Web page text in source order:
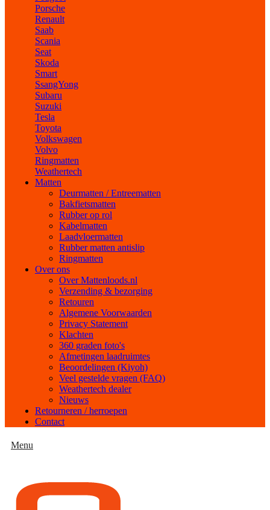
Porsche
Renault
Saab
Scania
Seat
Skoda
Smart
SsangYong
Subaru
Suzuki
Tesla
Toyota
Volkswagen
Volvo
Ringmatten
Weathertech
Matten
Deurmatten / Entreematten
Bakfietsmatten
Rubber op rol
Kabelmatten
Laadvloermatten
Rubber matten antislip
Ringmatten
Over ons
Over Mattenloods.nl
Verzending & bezorging
Retouren
Algemene Voorwaarden
Privacy Statement
Klachten
360 graden foto's
Afmetingen laadruimtes
Beoordelingen (Kiyoh)
Veel gestelde vragen (FAQ)
Weathertech dealer
Nieuws
Retourneren / herroepen
Contact
Menu